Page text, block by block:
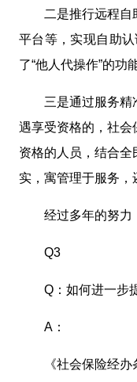
二是推行远程
平台等，实现自助
了“他人代操作”的功
三是通过服务
遇享受资格的，社
资格的人员，结合
实，寓管理于服务，
经过多年的努力
Q3
Q：如何进一步
A：
《社会保险经